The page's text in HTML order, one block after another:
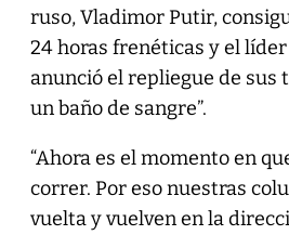
ruso, Vladimor Putir,
24 horas frenéticas y el
anunció el repliegue de sus
un baño de sangre”.
“Ahora es el momento en
correr. Por eso nuestras
vuelta y vuelven en la